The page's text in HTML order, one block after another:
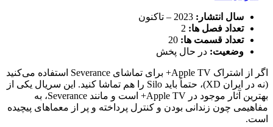
سال انتشار:
تعداد فصل ها:
تعداد قسمت ها:
وضعیت: در حال پخش
اگر از اشتراک Apple TV+ برای تماشای Severance استفاده می‌کنید
(نه در ایران XD)، حتماً باید Silo را هم تماشا کنید. این سریال یکی از
بهترین آثار موجود در Apple TV+ است و مانند Severance، به
مفاهیمی چون زندانی بودن و کنترل پرداخته و پر از معماهای پیچیده
است.